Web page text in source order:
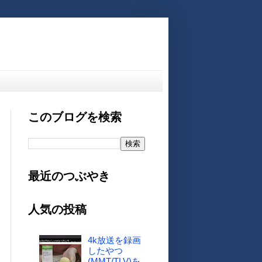
このブログを検索
最近のつぶやき
人気の投稿
4k放送を録画
したやつ